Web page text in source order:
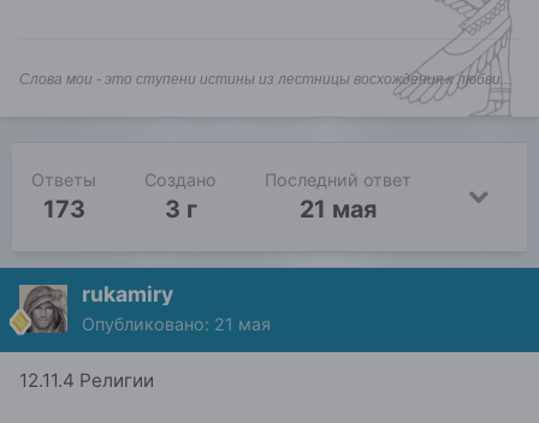
Слова мои - это ступени истины из лестницы восхождения к любви...
Ответы
173
Создано
3 г
Последний ответ
21 мая
rukamiry
Опубликовано: 21 мая
12.11.4 Религии